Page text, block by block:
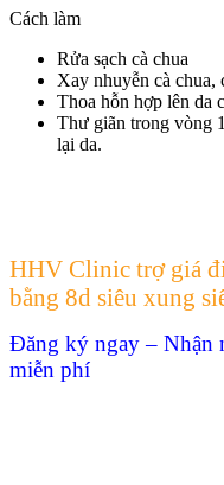
Cách làm
Rửa sạch cà chua
Xay nhuyễn cà chua,
Thoa hỗn hợp lên da
Thư giãn trong vòng
lại da.
HHV Clinic trợ giá
bằng 8d siêu xung
Đăng ký ngay – Nhận
miễn phí